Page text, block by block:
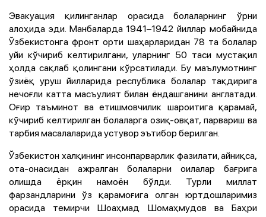
Эвакуация қилинганлар орасида болаларнинг ўрни
алоҳида эди. Манбаларда 1941–1942 йиллар мобайнида
Ўзбекистонга фронт орти шаҳарларидан 78 та болалар
уйи кўчириб келтирилгани, уларнинг 50 таси мустақил
ҳолда сақлаб қолингани кўрсатилади. Бу маълумотнинг
ўзиёқ уруш йилларида республика болалар тақдирига
нечоғли катта масъулият билан ёндашганини англатади.
Оғир таъминот ва етишмовчилик шароитига қарамай,
кўчириб келтирилган болаларга озиқ-овқат, парвариш ва
тарбия масалаларида устувор эътибор берилган.
Ўзбекистон халқининг инсонпарварлик фазилати, айниқса,
ота-онасидан ажралган болаларни оилалар бағрига
олишда ёрқин намоён бўлди. Турли миллат
фарзандларини ўз қарамоғига олган юртдошларимиз
орасида темирчи Шоаҳмад Шомаҳмудов ва Баҳри